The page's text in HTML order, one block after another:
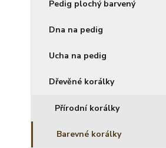
Pedig plochý barvený
Dna na pedig
Ucha na pedig
Dřevěné korálky
Přírodní korálky
Barevné korálky